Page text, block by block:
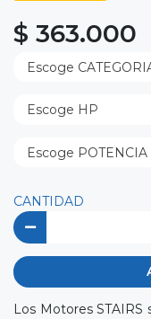
$ 363.000
CANTIDAD
Los Motores